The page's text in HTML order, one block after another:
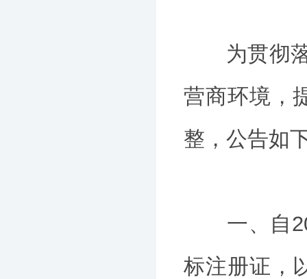
为贯彻落
营商环境，
整，公告如
一、自
标注册证，